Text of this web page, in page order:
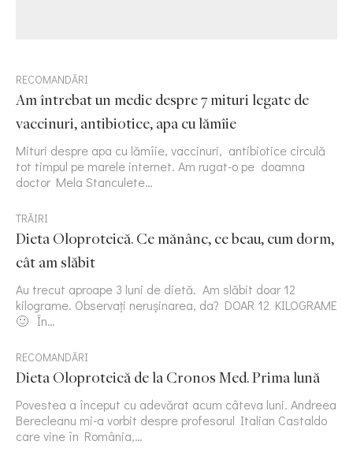
RECOMANDĂRI
Am întrebat un medic despre 7 mituri legate de
vaccinuri, antibiotice, apa cu lămîie
Mituri despre apa cu lămîie, vaccinuri, antibiotice circulă
tot timpul pe marele internet. Am rugat-o pe doamna
doctor Mela Stanculete…
TRĂIRI
Dieta Oloproteică. Ce mănânc, ce beau, cum dorm,
cât am slăbit
Au trecut aproape 3 luni de dietă. Am slăbit doar 12
kilograme. Observați nerușinarea, da? DOAR 12 KILOGRAME
🙂 În…
RECOMANDĂRI
Dieta Oloproteică de la Cronos Med. Prima lună
Povestea a început cu adevărat acum câteva luni. Andreea
Berecleanu mi-a vorbit despre profesorul Italian Castaldo
care vine în România,…